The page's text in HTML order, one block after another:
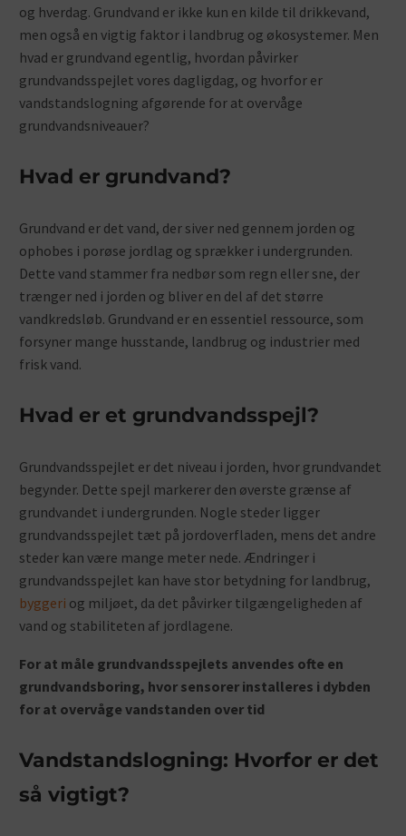
og hverdag. Grundvand er ikke kun en kilde til drikkevand,
men også en vigtig faktor i landbrug og økosystemer. Men
hvad er grundvand egentlig, hvordan påvirker
grundvandsspejlet vores dagligdag, og hvorfor er
vandstandslogning afgørende for at overvåge
grundvandsniveauer?
Hvad er grundvand?
Grundvand er det vand, der siver ned gennem jorden og
ophobes i porøse jordlag og sprækker i undergrunden.
Dette vand stammer fra nedbør som regn eller sne, der
trænger ned i jorden og bliver en del af det større
vandkredsløb. Grundvand er en essentiel ressource, som
forsyner mange husstande, landbrug og industrier med
frisk vand.
Hvad er et grundvandsspejl?
Grundvandsspejlet er det niveau i jorden, hvor grundvandet
begynder. Dette spejl markerer den øverste grænse af
grundvandet i undergrunden. Nogle steder ligger
grundvandsspejlet tæt på jordoverfladen, mens det andre
steder kan være mange meter nede. Ændringer i
grundvandsspejlet kan have stor betydning for landbrug,
byggeri og miljøet, da det påvirker tilgængeligheden af
vand og stabiliteten af jordlagene.
For at måle grundvandsspejlets anvendes ofte en
grundvandsboring, hvor sensorer installeres i dybden
for at overvåge vandstanden over tid
Vandstandslogning: Hvorfor er det
så vigtigt?